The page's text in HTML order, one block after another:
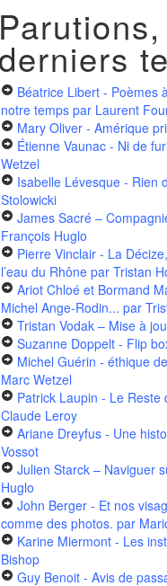
derniers
Béatrice Libert - Poèmes
notre tempspar Laurent
Mary Oliver - Amérique
Étienne Vaunac - Ni de
Wetzel
Isabelle Lévesque - Rien
Stolowicki
James Sacré –
François Huglo
Pierre Vinclair - La
l’eau du Rhônepar Tristan
Ariot Chloé et Bormand
Michel Ange-Rodin... par
Tristan Vodak – Mise à
Suzanne Doppelt - Flip
Michel Guérin - éthique
Marc Wetzel
Patrick Laupin - Le Reste
Claude Leroy
Ariane Dreyfus - Une
Vossot
Julien Starck – Naviguer
Huglo
John Berger - Et nos
comme des photos. par
Karine Miermont - Les
Bishop
Guy Benoit - Avis de